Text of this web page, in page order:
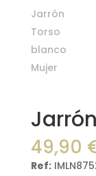
49,90
Ref:IMLN875